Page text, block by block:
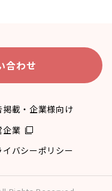
合わせ
掲載・企業様向け
企業
イバシーポリシー